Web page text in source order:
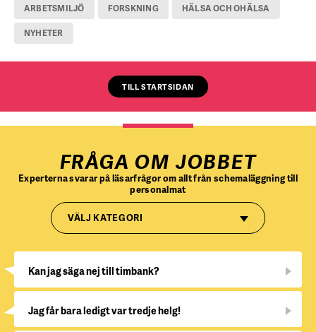
ARBETSMILJÖ FORSKNING HÄLSA OCH OHÄLSA
NYHETER
TILL STARTSIDAN
FRÅGA OM JOBBET
Experterna svarar på läsarfrågor om allt från schemaläggning till
personalmat
VÄLJ KATEGORI
Kan jag säga nej till timbank?
Jag får bara ledigt var tredje helg!